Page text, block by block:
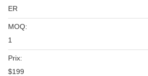
ER
MOQ:
1
Prix:
$199